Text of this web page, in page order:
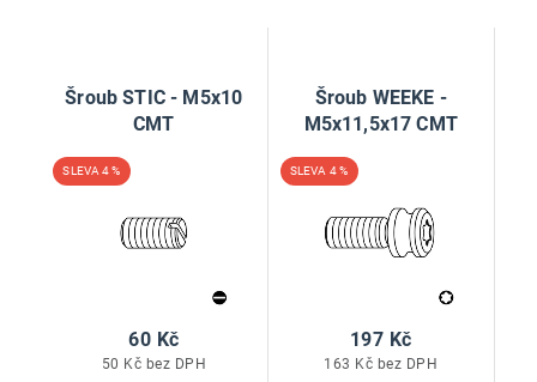
Šroub STIC - M5x10
CMT
4 %
50 Kč bez DPH
60 Kč
Šroub WEEKE -
M5x11,5x17 CMT
4 %
163 Kč bez DPH
197 Kč